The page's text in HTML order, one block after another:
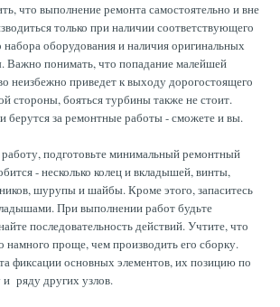
что выполнение ремонта самостоятельно и вне
только при наличии соответствующего
оборудования и наличия оригинальных
Важно понимать, что попадание малейшей
неизбежно приведет к выходу дорогостоящего
стороны, бояться турбины также не стоит.
берутся за ремонтные работы - сможете и вы.
работу, подготовьте минимальный ремонтный
- несколько колец и вкладышей, винты,
шурупы и шайбы. Кроме этого, запаситесь
При выполнении работ будьте
последовательность действий. Учтите, что
намного проще, чем производить его сборку.
фиксации основных элементов, их позицию по
ряду других узлов.